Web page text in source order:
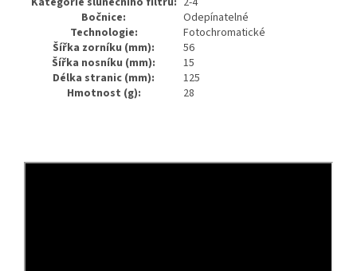
Bočnice:
Odepínatelné
Technologie:
Fotochromatické
Šířka zorníku (mm):
56
Šířka nosníku (mm):
15
Délka stranic (mm):
125
Hmotnost (g):
28